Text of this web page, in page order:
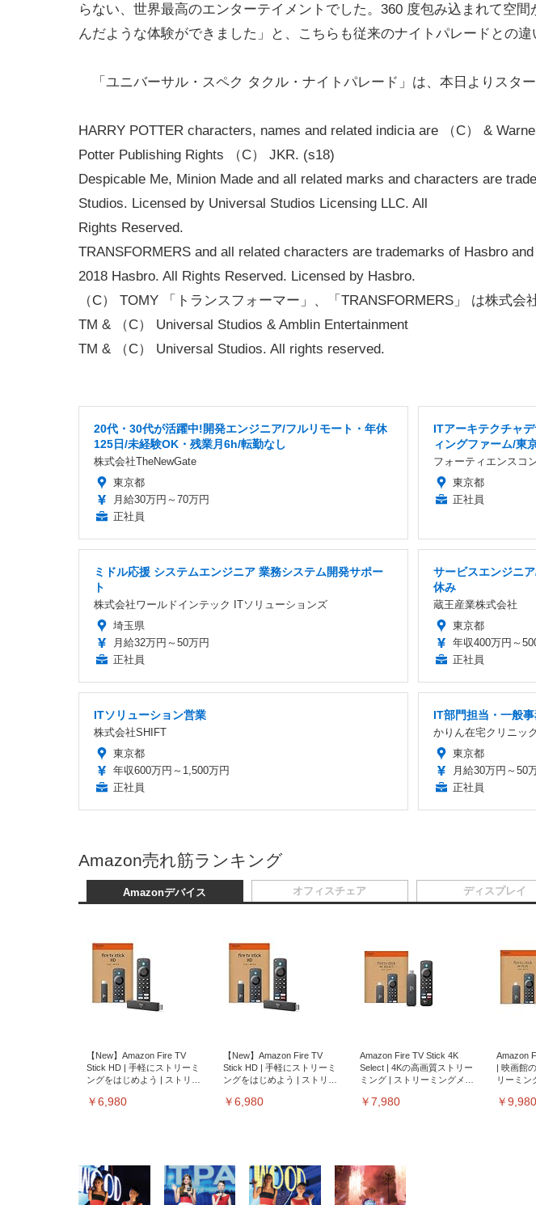
らない、世界最高のエンターテイメントでした。360 度包み込まれて空
んだような体験ができました」と、こちらも従来のナイトパレードとの違
「ユニバーサル・スペク タクル・ナイトパレード」は、本日よりスター
HARRY POTTER characters, names and related indicia are （C） &
Potter Publishing Rights （C） JKR. (s18)
Despicable Me, Minion Made and all related marks and characters are
Studios. Licensed by Universal Studios Licensing LLC. All
Rights Reserved.
TRANSFORMERS and all related characters are trademarks of Hasbro
2018 Hasbro. All Rights Reserved. Licensed by Hasbro.
（C） TOMY 「トランスフォーマー」、「TRANSFORMERS」 は株式会
TM & （C） Universal Studios & Amblin Entertainment
TM & （C） Universal Studios. All rights reserved.
20代・30代が活躍中!開発エンジニア/フルリモート・年休
125日/未経験OK・残業月6h/転勤なし
株式会社TheNewGate
東京都
月給30万円～70万円
正社員
ITアーキテクチャ
ィングファーム/東
フォーティエンスコ
東京都
正社員
ミドル応援 システムエンジニア 業務システム開発サポー
ト
株式会社ワールドインテック ITソリューションズ
埼玉県
月給32万円～50万円
正社員
サービスエンジニ
休み
蔵王産業株式会社
東京都
年収400万円～
正社員
ITソリューション営業
株式会社SHIFT
東京都
年収600万円～1,500万円
正社員
IT部門担当・一般
かりん在宅クリニック
東京都
月給30万円～50
正社員
Amazon売れ筋ランキング
Amazonデバイス
【New】Amazon Fire TV
Stick HD | 手軽にストリーミ
ングをはじめよう | ストリー
￥6,980
【New】Amazon Fire TV
Stick HD | 手軽にストリーミ
ングをはじめよう | ストリー
￥6,980
Amazon Fire TV Stick 4K
Select | 4Kの高画質ストリー
ミング | ストリーミングメデ
￥7,980
Amazon
| 映画館
リーミン
￥9,980
オフィスチェア ディスプレイ